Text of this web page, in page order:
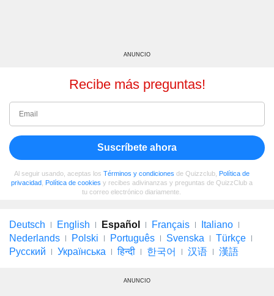
ANUNCIO
Recibe más preguntas!
Suscríbete ahora
Al seguir usando, aceptas los Términos y condiciones de Quizzclub, Política de
privacidad, Política de cookies y recibes adivinanzas y preguntas de QuizzClub a
tu correo electrónico diariamente.
Deutsch English Español Français
Italiano
Nederlands
Polski Português Svenska
Türkçe
Русский
Українська हिन्दी 한국어 汉语 漢語
ANUNCIO